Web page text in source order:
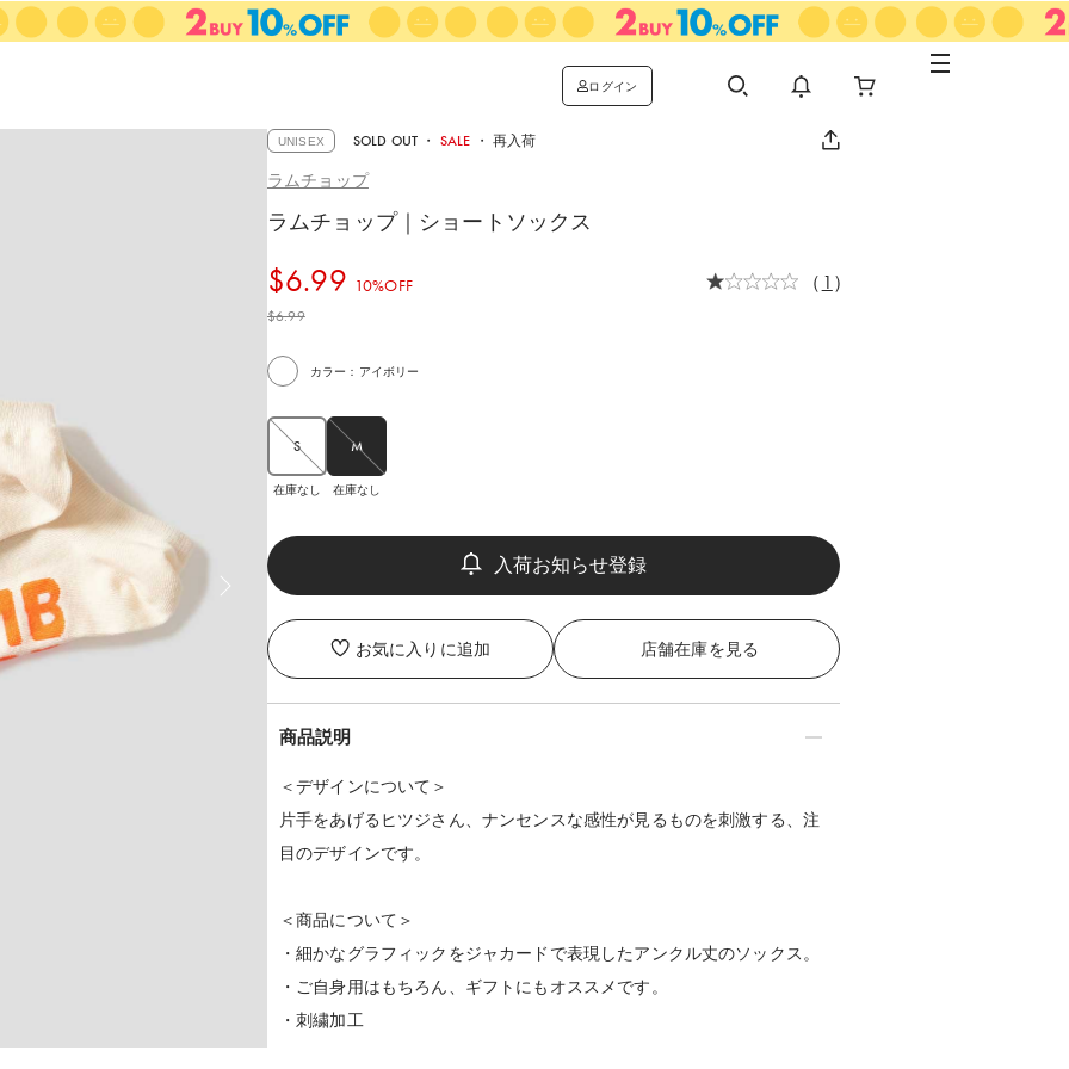
ログイン
UNISEX SOLD OUT ・ SALE ・ 再入荷
ラムチョップ
ラムチョップ｜ショートソックス
$‌6.99 10%OFF （ 1 ）
$‌6.99
カラー：アイボリー
S
在庫なし
M
在庫なし
お気に入りに追加 店舗在庫を見る
商品説明
＜デザインについて＞
片手をあげるヒツジさん、ナンセンスな感性が見るものを刺激する、注
目のデザインです。
＜商品について＞
・細かなグラフィックをジャカードで表現したアンクル丈のソックス。
・ご自身用はもちろん、ギフトにもオススメです。
・刺繍加工